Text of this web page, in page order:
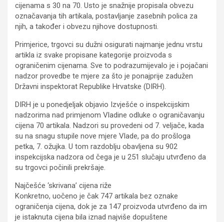
cijenama s 30 na 70. Usto je snažnije propisala obvezu
označavanja tih artikala, postavljanje zasebnih polica za
njih, a također i obvezu njihove dostupnosti.
Primjerice, trgovci su dužni osigurati najmanje jednu vrstu
artikla iz svake propisane kategorije proizvoda s
ograničenim cijenama. Sve to podrazumijevalo je i pojačani
nadzor provedbe te mjere za što je ponajprije zadužen
Državni inspektorat Republike Hrvatske (DIRH).
DIRH je u ponedjeljak objavio Izvješće o inspekcijskim
nadzorima nad primjenom Vladine odluke o ograničavanju
cijena 70 artikala. Nadzori su provedeni od 7. veljače, kada
su na snagu stupile nove mjere Vlade, pa do prošloga
petka, 7. ožujka. U tom razdoblju obavljena su 902
inspekcijska nadzora od čega je u 251 slučaju utvrđeno da
su trgovci počinili prekršaje.
Najčešće ‘skrivana’ cijena riže
Konkretno, uočeno je čak 747 artikala bez oznake
ograničenja cijena, dok je za 147 proizvoda utvrđeno da im
je istaknuta cijena bila iznad najviše dopuštene